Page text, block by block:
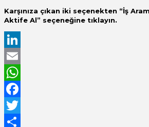
Karşınıza çıkan iki seçenekten “İş
Aktife Al” seçeneğine tıklayın.
LinkedIn
Email
WhatsApp
Facebook
Twitter